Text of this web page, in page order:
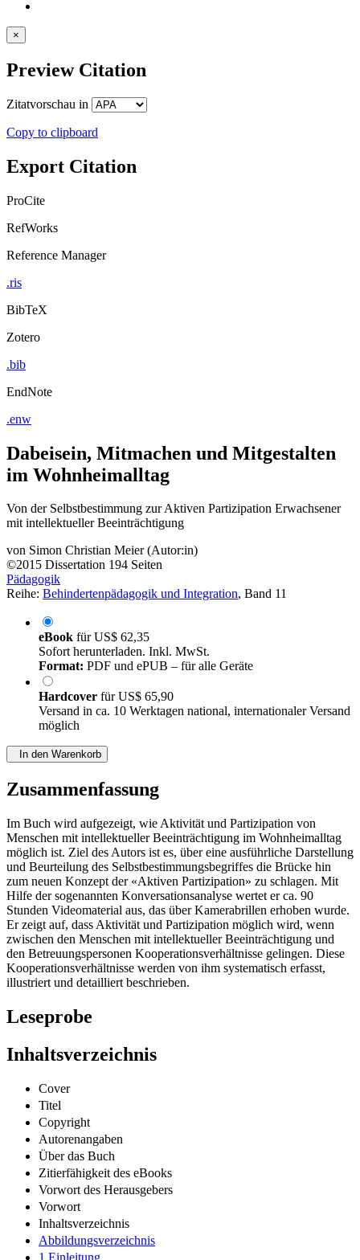
×
Preview Citation
Zitatvorschau in
Copy to clipboard
Export Citation
ProCite
RefWorks
Reference Manager
.ris
BibTeX
Zotero
.bib
EndNote
.enw
Dabeisein, Mitmachen und Mitgestalten
im Wohnheimalltag
Von der Selbstbestimmung zur Aktiven Partizipation Erwachsener
mit intellektueller Beeinträchtigung
von Simon Christian Meier (Autor:in)
©2015 Dissertation 194 Seiten
Pädagogik
Reihe: Behindertenpädagogik und Integration, Band 11
eBook fürUS$ 62,35
Sofort herunterladen. Inkl. MwSt.
Format: PDF und ePUB – für alle Geräte
Hardcover fürUS$ 65,90
Versand in ca. 10 Werktagen national, internationaler Versand
möglich
In den Warenkorb
Zusammenfassung
Im Buch wird aufgezeigt, wie Aktivität und Partizipation von
Menschen mit intellektueller Beeinträchtigung im Wohnheimalltag
möglich ist. Ziel des Autors ist es, über eine ausführliche Darstellung
und Beurteilung des Selbstbestimmungsbegriffes die Brücke hin
zum neuen Konzept der «Aktiven Partizipation» zu schlagen. Mit
Hilfe der sogenannten Konversationsanalyse wertet er ca. 90
Stunden Videomaterial aus, das über Kamerabrillen erhoben wurde.
Er zeigt auf, dass Aktivität und Partizipation möglich wird, wenn
zwischen den Menschen mit intellektueller Beeinträchtigung und
den Betreuungspersonen Kooperationsverhältnisse gelingen. Diese
Kooperationsverhältnisse werden von ihm systematisch erfasst,
illustriert und detailliert beschrieben.
Leseprobe
Inhaltsverzeichnis
Cover
Titel
Copyright
Autorenangaben
Über das Buch
Zitierfähigkeit des eBooks
Vorwort des Herausgebers
Vorwort
Inhaltsverzeichnis
Abbildungsverzeichnis
1 Einleitung